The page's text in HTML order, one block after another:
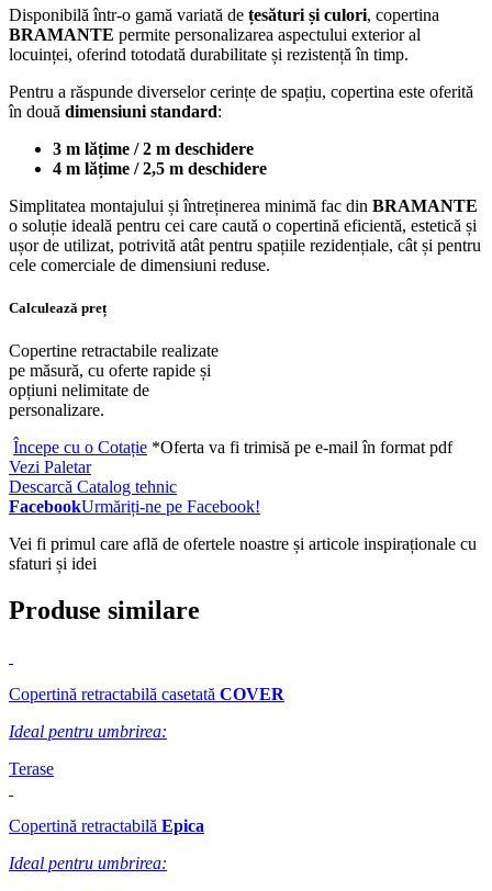
Disponibilă într-o gamă variată de țesături și culori, copertina
BRAMANTE permite personalizarea aspectului exterior al
locuinței, oferind totodată durabilitate și rezistență în timp.
Pentru a răspunde diverselor cerințe de spațiu, copertina este oferită
în două dimensiuni standard:
3 m lățime / 2 m deschidere
4 m lățime / 2,5 m deschidere
Simplitatea montajului și întreținerea minimă fac din BRAMANTE
o soluție ideală pentru cei care caută o copertină eficientă, estetică și
ușor de utilizat, potrivită atât pentru spațiile rezidențiale, cât și pentru
cele comerciale de dimensiuni reduse.
Calculează preț
Copertine retractabile realizate
pe măsură, cu oferte rapide și
opțiuni nelimitate de
personalizare.
Începe cu o Cotație *Oferta va fi trimisă pe e-mail în format pdf
Vezi Paletar
Descarcă Catalog tehnic
FacebookUrmăriți-ne pe Facebook!
Vei fi primul care află de ofertele noastre și articole inspiraționale cu
sfaturi și idei
Produse similare
Copertină retractabilă casetată COVER
Ideal pentru umbrirea:
Terase
Copertină retractabilă Epica
Ideal pentru umbrirea: